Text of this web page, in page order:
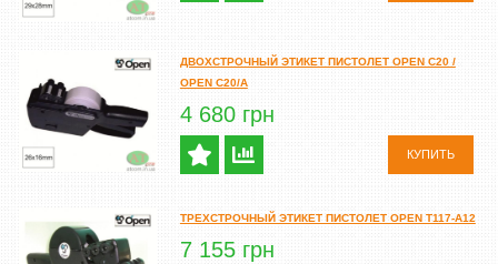
ДВОХСТРОЧНЫЙ ЭТИКЕТ ПИСТОЛЕТ OPEN C20 /
OPEN C20/A
4 680 грн
КУПИТЬ
ТРЕХСТРОЧНЫЙ ЭТИКЕТ ПИСТОЛЕТ OPEN T117-A12
7 155 грн